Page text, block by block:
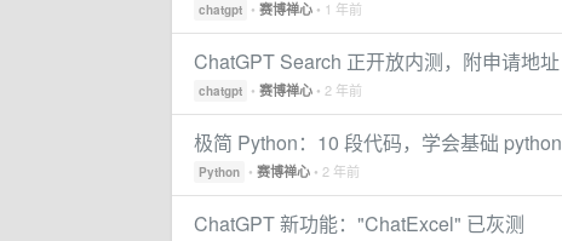
chatgpt • 赛博禅心 • 1 年前
ChatGPT Search 正开放内测，附申请地址
chatgpt • 赛博禅心 • 2 年前
极简 Python：10 段代码，学会基础 python
Python • 赛博禅心 • 2 年前
ChatGPT 新功能："ChatExcel" 已灰测